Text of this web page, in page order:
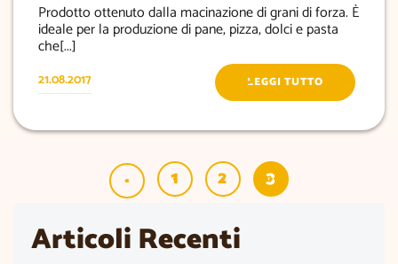
Prodotto ottenuto dalla macinazione di grani di forza. È
ideale per la produzione di pane, pizza, dolci e pasta
che[...]
21.08.2017 LEGGI TUTTO
« 1 2 3
Articoli Recenti